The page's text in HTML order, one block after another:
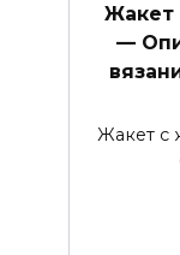
Жакет
—
Жакет с